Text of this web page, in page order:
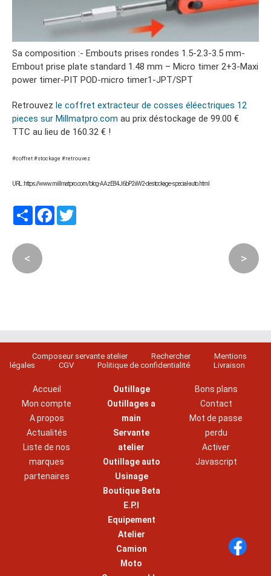
Sa composition :- Embouts prises rondes 1.5-2.3-3.5 mm-
Embout prise plate standard 1.48 mm – Micro timer 2+3-Maxi
power timer-PIT POD-micro timer1-JPT/SPT
Retrouvez le coffret extracteur de cosses éléectriques 12
pieces sur Millmatpro.com au prix déstockage de 99.00 €
TTC au lieu de 160.32 € !
#coffret #stockage #retrouvez
URL : https://www.millmatpro.com/blog-AAzE84J6bP2iiW2-destockage-special-auto.html
PartagerFacebook
< >
Composeur servante atelier Rechercher
Mentions
légales
CGV Politique de confidentialité Livraison
Accueil
Mon compte
A propos
Actualités
Liste de nos
marques
partenaires
Outillage
Outillages a
main
Servante
atelier
Outillage auto
Usinage
Boutique Beta
E.P.I
Equipement
Atelier
Camion
Moto
Bons plans
Contact
Mot de passe
perdu
Activer
Javascript